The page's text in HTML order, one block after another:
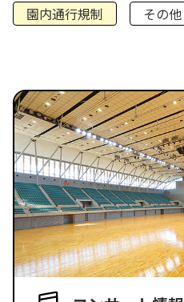
園内通行規制
その他